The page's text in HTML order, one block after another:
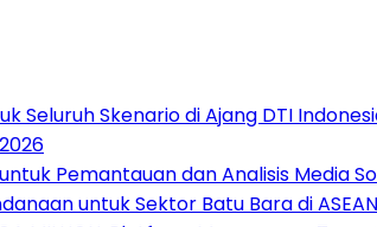
Seluruh Skenario di Ajang DTI
Pemantauan dan Analisis Media
untuk Sektor Batu Bara di ASEAN